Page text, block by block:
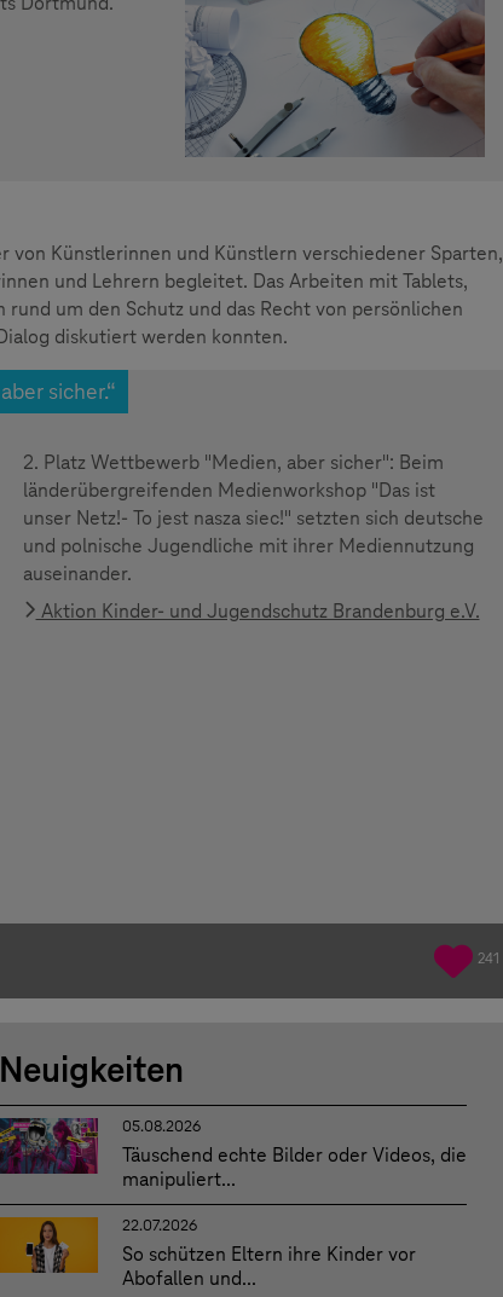
Künstlerinnen und Künstlern verschiedener Sparten,
und Lehrern begleitet. Das Arbeiten mit Tablets,
um den Schutz und das Recht von persönlichen
diskutiert werden konnten.
sicher.“
2. Platz Wettbewerb "Medien, aber sicher": Beim
länderübergreifenden Medienworkshop "Das ist
unser Netz!- To jest nasza siec!" setzten sich deutsche
und polnische Jugendliche mit ihrer Mediennutzung
auseinander.
Aktion Kinder- und Jugendschutz Brandenburg e.V.
241
Neuigkeiten
05.08.2026
Täuschend echte Bilder oder Videos, die
manipuliert...
22.07.2026
So schützen Eltern ihre Kinder vor
Abofallen und...